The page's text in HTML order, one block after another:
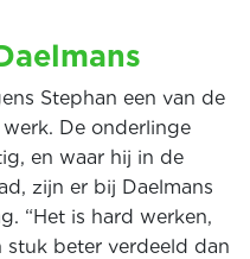
Stephan een van de
De onderlinge
en waar hij in de
zijn er bij Daelmans
“Het is hard werken,
stuk beter verdeeld dan